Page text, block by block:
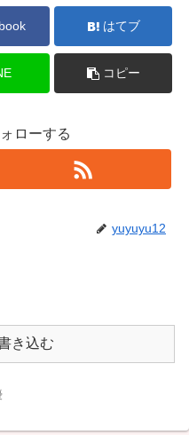
はてブ
コピー
ローする
yuyuyu12
き込む